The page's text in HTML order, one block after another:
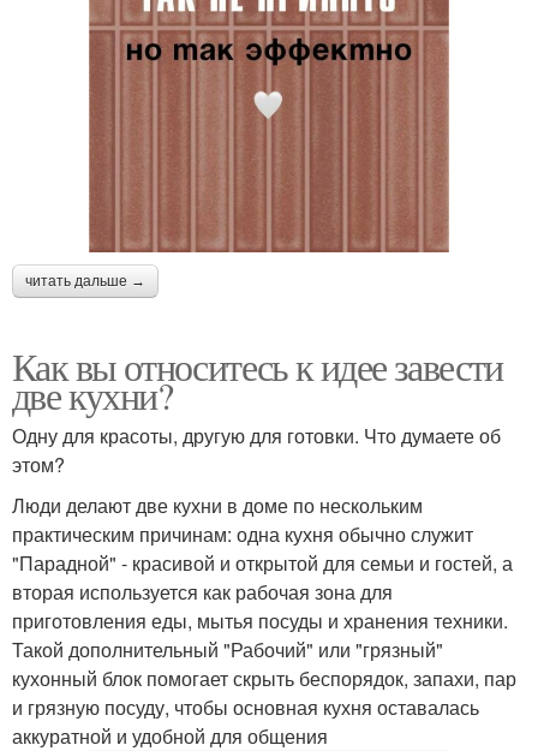
читать дальше →
Как вы относитесь к идее завести
две кухни?
Одну для красоты, другую для готовки. Что думаете об
этом?
Люди делают две кухни в доме по нескольким
практическим причинам: одна кухня обычно служит
"Парадной" - красивой и открытой для семьи и гостей, а
вторая используется как рабочая зона для
приготовления еды, мытья посуды и хранения техники.
Такой дополнительный "Рабочий" или "грязный"
кухонный блок помогает скрыть беспорядок, запахи, пар
и грязную посуду, чтобы основная кухня оставалась
аккуратной и удобной для общения